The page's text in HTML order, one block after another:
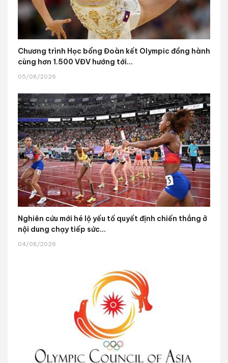
Chương trình Học bổng Đoàn kết Olympic đồng hành
cùng hơn 1.500 VĐV hướng tới...
05/08/2026
Nghiên cứu mới hé lộ yếu tố quyết định chiến thắng ở
nội dung chạy tiếp sức...
04/08/2026